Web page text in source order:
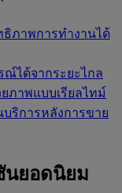
ธิภาพการทำงานได้
ณ์ได้จากระยะไกล
ภาพแบบเรียลไทม์
บริการหลังการขาย
นยอดนิยม